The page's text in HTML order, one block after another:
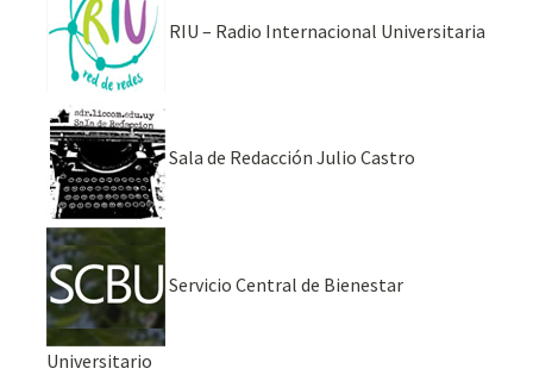
RIU – Radio Internacional Universitaria
Sala de Redacción Julio Castro
Servicio Central de Bienestar
Universitario